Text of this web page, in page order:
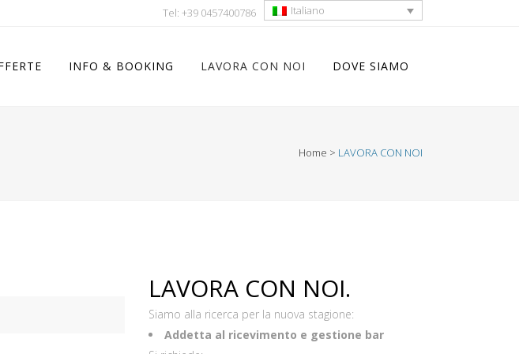
Tel: +39 0457400786 Italiano
INFO & BOOKING LAVORA CON NOI DOVE SIAMO
Home > LAVORA CON NOI
LAVORA CON NOI.
Siamo alla ricerca per la nuova stagione:
Addetta al ricevimento e gestione bar